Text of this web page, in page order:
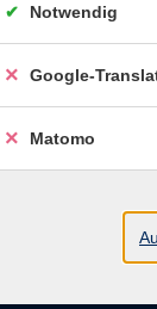
Notwendig
Google-
Matomo